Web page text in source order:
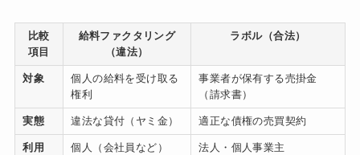
比較
項目
給料ファクタリング
（違法）
ラボル（合法）
対象
個人の給料を受け取る
権利
事業者が保有する売掛金
（請求書）
実態 違法な貸付（ヤミ金） 適正な債権の売買契約
利用
個人（会社員など） 法人・個人事業主